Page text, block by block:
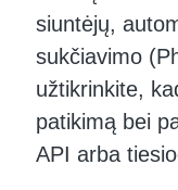
siuntėjų,
sukčiavimo
užtikrinkite,
patikimą bei
API arba